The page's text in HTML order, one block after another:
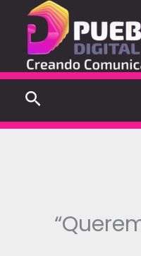
contenido
Buscar